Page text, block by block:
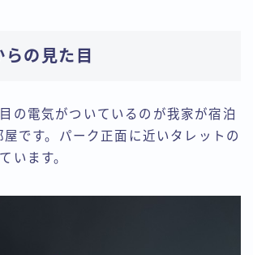
の見た目
の電気がついているのが我家が宿泊
です。パーク正面に近いタレットの
います。